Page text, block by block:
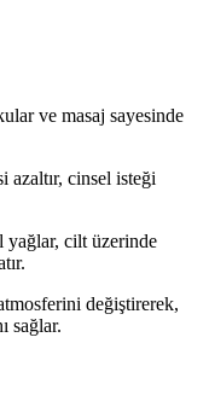
ve masaj sayesinde
azaltır, cinsel isteği
yağlar, cilt üzerinde
değiştirerek,
sağlar.